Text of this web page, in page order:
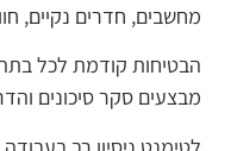
מחשבים, חדרים נקיים,
הבטיחות קודמת לכל
מבצעים סקר סיכונים